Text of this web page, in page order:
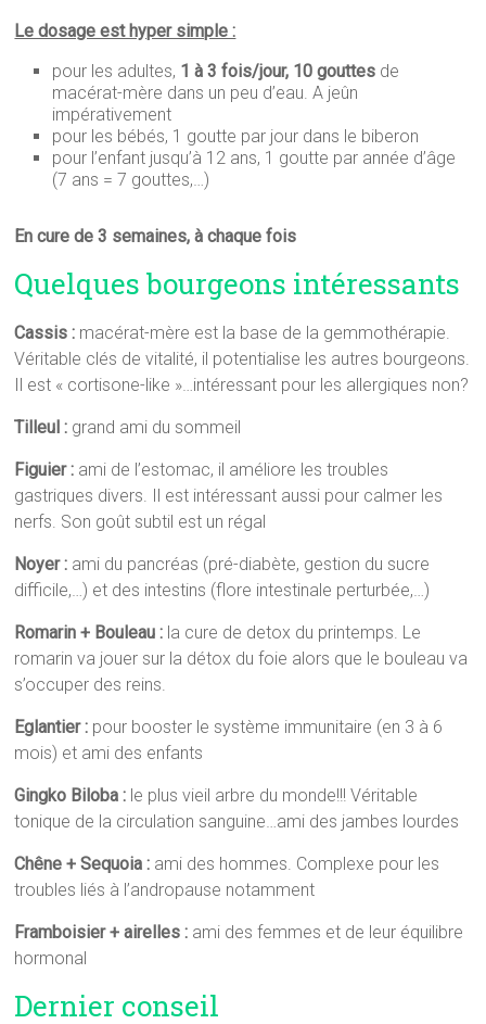
Le dosage est hyper simple :
pour les adultes, 1 à 3 fois/jour, 10 gouttes de
macérat-mère dans un peu d’eau. A jeûn
impérativement
pour les bébés, 1 goutte par jour dans le biberon
pour l’enfant jusqu’à 12 ans, 1 goutte par année d’âge
(7 ans = 7 gouttes,…)
En cure de 3 semaines, à chaque fois
Quelques bourgeons intéressants
Cassis : macérat-mère est la base de la gemmothérapie.
Véritable clés de vitalité, il potentialise les autres bourgeons.
Il est « cortisone-like »…intéressant pour les allergiques non?
Tilleul : grand ami du sommeil
Figuier : ami de l’estomac, il améliore les troubles
gastriques divers. Il est intéressant aussi pour calmer les
nerfs. Son goût subtil est un régal
Noyer : ami du pancréas (pré-diabète, gestion du sucre
difficile,…) et des intestins (flore intestinale perturbée,…)
Romarin + Bouleau : la cure de detox du printemps. Le
romarin va jouer sur la détox du foie alors que le bouleau va
s’occuper des reins.
Eglantier : pour booster le système immunitaire (en 3 à 6
mois) et ami des enfants
Gingko Biloba : le plus vieil arbre du monde!!! Véritable
tonique de la circulation sanguine…ami des jambes lourdes
Chêne + Sequoia : ami des hommes. Complexe pour les
troubles liés à l’andropause notamment
Framboisier + airelles : ami des femmes et de leur équilibre
hormonal
Dernier conseil